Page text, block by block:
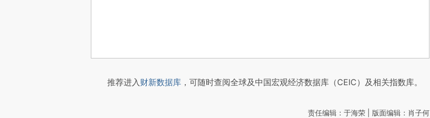
推荐进入财新数据库 ，可随时查阅全球及中国宏观经济数据库（CEIC）及相关指数库。
责任编辑：于海荣 | 版面编辑：肖子何